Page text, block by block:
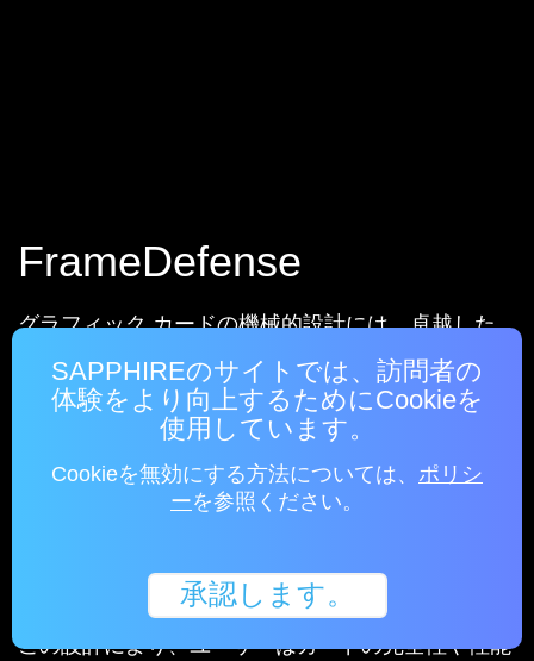
SAPPHIREのサイトでは、訪問者の
体験をより向上するためにCookieを
使用しています。
Cookieを無効にする方法については、 ポリシ
ーを参照ください。
承認します。
FrameDefense
グラフィック カードの機械的設計には、卓越した
ビルド品質と耐久性を保証する堅牢なボックス型フ
レームが採用されています。この堅牢な構造によ
り、すべての内部コンポーネントがケーシングによ
リスクを抑えることができます。この剛性の高いフ
レームのおかげで安定性と強度が高まり、偶発的な
GPU、メモリ、VRMといったデリケートなコンポ
ーネントを確実に保護できるようになっています。
この設計により、ユーザーはカードの完全性や性能